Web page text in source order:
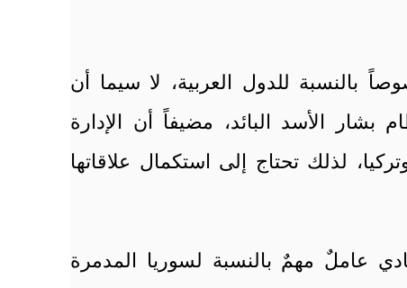
بالنسبة للدول العربية، لا سيما أن
الأسد البائد، مضيفاً أن الإدارة
لذلك تحتاج إلى استكمال علاقاتها
عاملٌ مهمٌ بالنسبة لسوريا المدمرة